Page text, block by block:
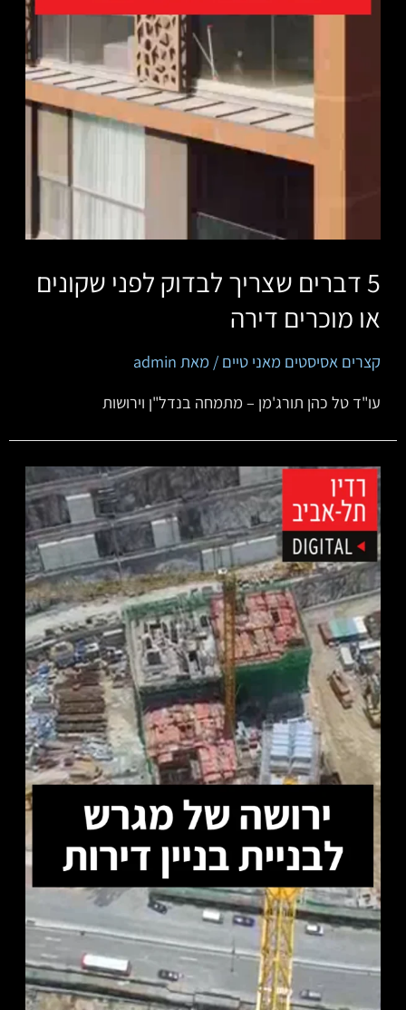
5 דברים שצריך לבדוק לפני שקונים
או מוכרים דירה
קצרים אסיסטים מאני טיים / מאת admin
‏‏‏‏‏‏‏‏‏עו"ד טל כהן תורג'מן – מתמחה בנדל"ן וירושות